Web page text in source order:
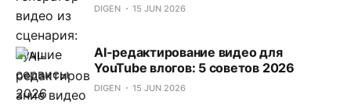
DIGEN 15 JUN 2026
AI-редактирование видео для
YouTube влогов: 5 советов 2026
DIGEN 15 JUN 2026